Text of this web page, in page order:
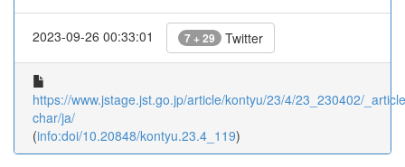
2023-09-26 00:33:01 7 + 29 Twitter
https://www.jstage.jst.go.jp/article/kontyu/23/4/23_230402/
char/ja/
(info:doi/10.20848/kontyu.23.4_119)